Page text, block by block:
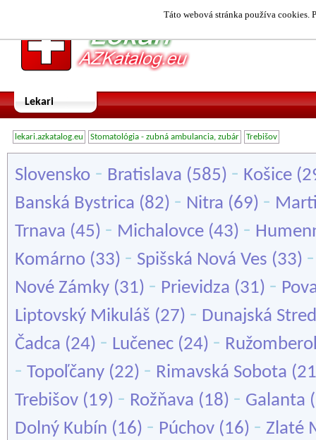
Táto webová stránka používa cookies.
Lekari
lekari.azkatalog.eu Stomatológia - zubná ambulancia, zubár Trebišov
Slovensko - Bratislava (585) - Košice
Banská Bystrica (82) - Nitra (69) -
Trnava (45) - Michalovce (43) -
Komárno (33) - Spišská Nová Ves (33)
Nové Zámky (31) - Prievidza (31) -
Liptovský Mikuláš (27) - Dunajská
Čadca (24) - Lučenec (24) -
- Topoľčany (22) - Rimavská Sobota
Trebišov (19) - Rožňava (18) - Galanta
Dolný Kubín (16) - Púchov (16) - Zlaté